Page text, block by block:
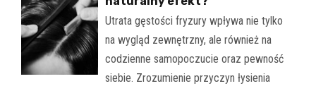
Utrata gęstości fryzury wpływa nie tylko
na wygląd zewnętrzny, ale również na
codzienne samopoczucie oraz pewność
siebie. Zrozumienie przyczyn łysienia